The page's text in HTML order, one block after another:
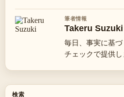
筆者情報
Takeru Suzuki
毎日、事実に基
チェックで提供し
検索